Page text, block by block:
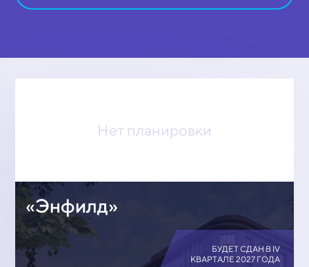
Нет планировки
«Энфилд»
БУДЕТ СДАН В IV
КВАРТАЛЕ 2027 ГОДА